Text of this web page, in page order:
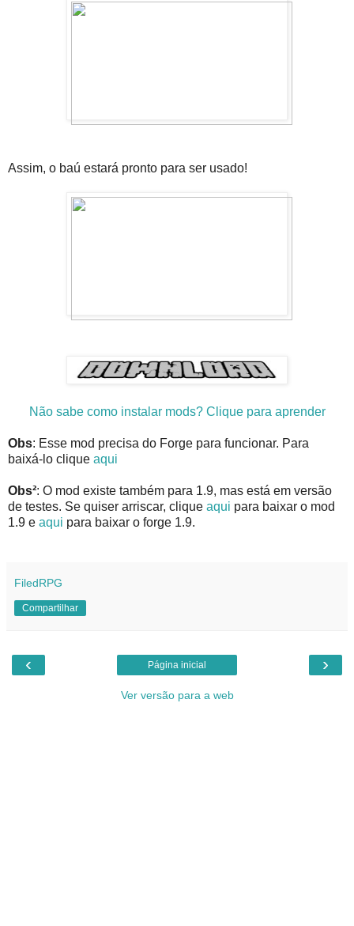
Assim, o baú estará pronto para ser usado!
Não sabe como instalar mods? Clique para aprender
Obs: Esse mod precisa do Forge para funcionar. Para
baixá-lo clique aqui
Obs²: O mod existe também para 1.9, mas está em versão
de testes. Se quiser arriscar, clique aqui para baixar o mod
1.9 e aqui para baixar o forge 1.9.
FiledRPG
Compartilhar
‹ ›
Página inicial
Ver versão para a web